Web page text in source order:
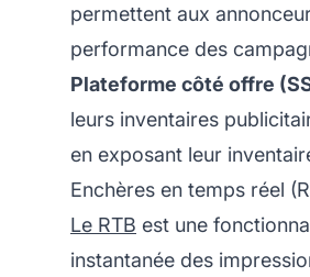
permettent aux
performance des
Plateforme côté offre
leurs inventaires
en exposant leur
Enchères en temps réel
Le RTB est une
instantanée des